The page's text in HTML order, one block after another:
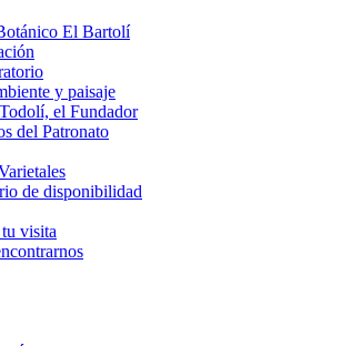
El Bartolí
y paisaje
el Fundador
del Patronato
de disponibilidad
visita